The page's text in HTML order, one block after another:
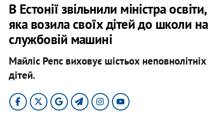
В Естонії звільнили міністра освіти,
яка возила своїх дітей до школи на
службовій машині
Майліс Репс виховує шістьох неповнолітніх
дітей.